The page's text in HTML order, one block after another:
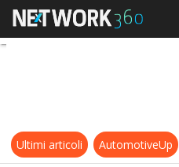
Ultimi articoli AutomotiveUp